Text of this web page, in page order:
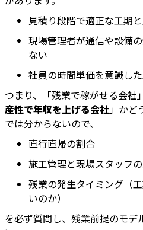
見積り段階で適正な工期
現場管理者が通信や設備
ない
社員の時間単価を意識し
つまり、「残業で稼がせる会社
産性で年収を上げる会社」かど
では分からないので、
直行直帰の割合
施工管理と現場スタッフ
残業の発生タイミング（
いのか）
を必ず質問し、残業前提のモデ